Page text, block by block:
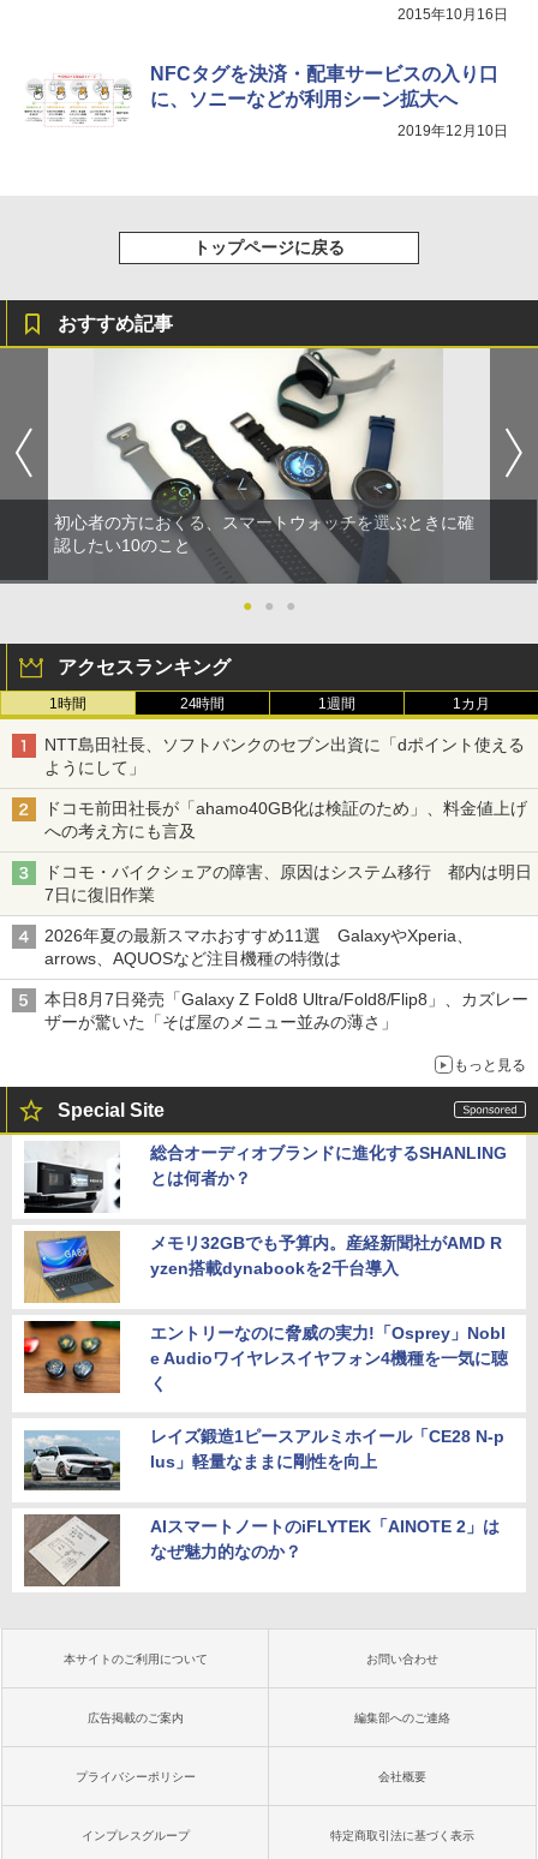
2015年10月16日
NFCタグを決済・配車サービスの入り口
に、ソニーなどが利用シーン拡大へ
2019年12月10日
トップページに戻る
おすすめ記事
初心者の方におくる、スマートウォッチを選ぶときに確
認したい10のこと
● ● ●
アクセスランキング
1時間 24時間 1週間 1カ月
NTT島田社長、ソフトバンクのセブン出資に「dポイント使える
ようにして」
ドコモ前田社長が「ahamo40GB化は検証のため」、料金値上げ
への考え方にも言及
ドコモ・バイクシェアの障害、原因はシステム移行 都内は明日
7日に復旧作業
2026年夏の最新スマホおすすめ11選 GalaxyやXperia、
arrows、AQUOSなど注目機種の特徴は
本日8月7日発売「Galaxy Z Fold8 Ultra/Fold8/Flip8」、カズレー
ザーが驚いた「そば屋のメニュー並みの薄さ」
もっと見る
Special Site
総合オーディオブランドに進化するSHANLING
とは何者か？
メモリ32GBでも予算内。産経新聞社がAMD R
yzen搭載dynabookを2千台導入
エントリーなのに脅威の実力!「Osprey」Nobl
e Audioワイヤレスイヤフォン4機種を一気に聴
く
レイズ鍛造1ピースアルミホイール「CE28 N-p
lus」軽量なままに剛性を向上
AIスマートノートのiFLYTEK「AINOTE 2」は
なぜ魅力的なのか？
本サイトのご利用について お問い合わせ
広告掲載のご案内 編集部へのご連絡
プライバシーポリシー 会社概要
インプレスグループ 特定商取引法に基づく表示